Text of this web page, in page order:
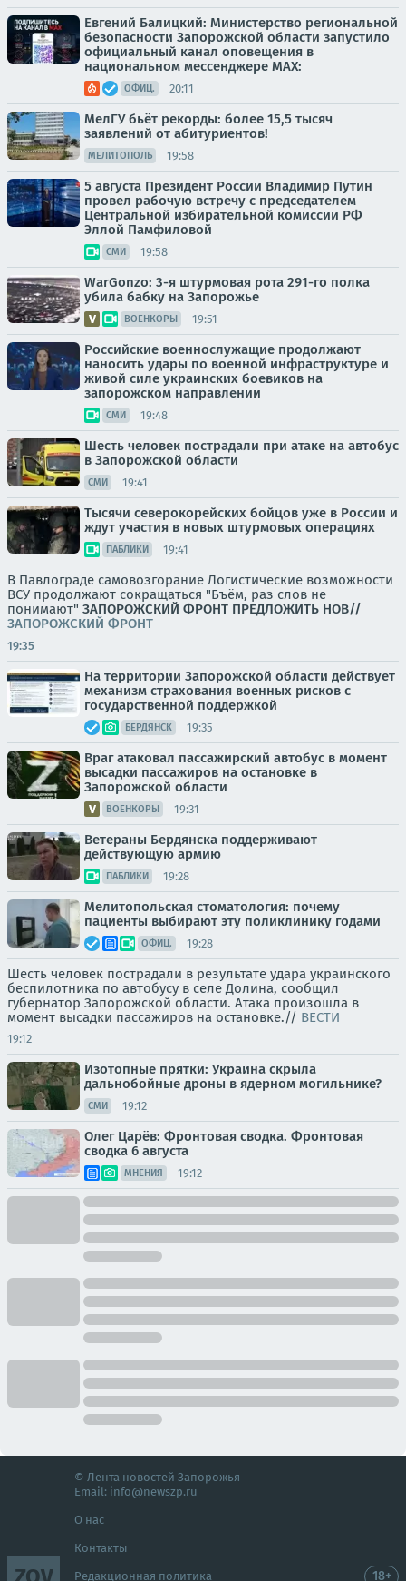
Евгений Балицкий: Министерство региональной
безопасности Запорожской области запустило
официальный канал оповещения в
национальном мессенджере MAX:
ОФИЦ. 20:11
МелГУ бьёт рекорды: более 15,5 тысяч
заявлений от абитуриентов!
МЕЛИТОПОЛЬ 19:58
5 августа Президент России Владимир Путин
провел рабочую встречу с председателем
Центральной избирательной комиссии РФ
Эллой Памфиловой
СМИ 19:58
WarGonzo: 3-я штурмовая рота 291-го полка
убила бабку на Запорожье
ВОЕНКОРЫ 19:51
Российские военнослужащие продолжают
наносить удары по военной инфраструктуре и
живой силе украинских боевиков на
запорожском направлении
СМИ 19:48
Шесть человек пострадали при атаке на автобус
в Запорожской области
СМИ 19:41
Тысячи северокорейских бойцов уже в России и
ждут участия в новых штурмовых операциях
ПАБЛИКИ 19:41
В Павлограде самовозгорание Логистические возможности
ВСУ продолжают сокращаться "Бъём, раз слов не
понимают" ЗАПОРОЖСКИЙ ФРОНТ ПРЕДЛОЖИТЬ НОВ//
ЗАПОРОЖСКИЙ ФРОНТ
19:35
На территории Запорожской области действует
механизм страхования военных рисков с
государственной поддержкой
БЕРДЯНСК 19:35
Враг атаковал пассажирский автобус в момент
высадки пассажиров на остановке в
Запорожской области
ВОЕНКОРЫ 19:31
Ветераны Бердянска поддерживают
действующую армию
ПАБЛИКИ 19:28
Мелитопольская стоматология: почему
пациенты выбирают эту поликлинику годами
ОФИЦ. 19:28
Шесть человек пострадали в результате удара украинского
беспилотника по автобусу в селе Долина, сообщил
губернатор Запорожской области. Атака произошла в
момент высадки пассажиров на остановке.// ВЕСТИ
19:12
Изотопные прятки: Украина скрыла
дальнобойные дроны в ядерном могильнике?
СМИ 19:12
Олег Царёв: Фронтовая сводка. Фронтовая
сводка 6 августа
МНЕНИЯ 19:12
© Лента новостей Запорожья
Email: info@newszp.ru
О нас
Контакты
Редакционная политика 18+